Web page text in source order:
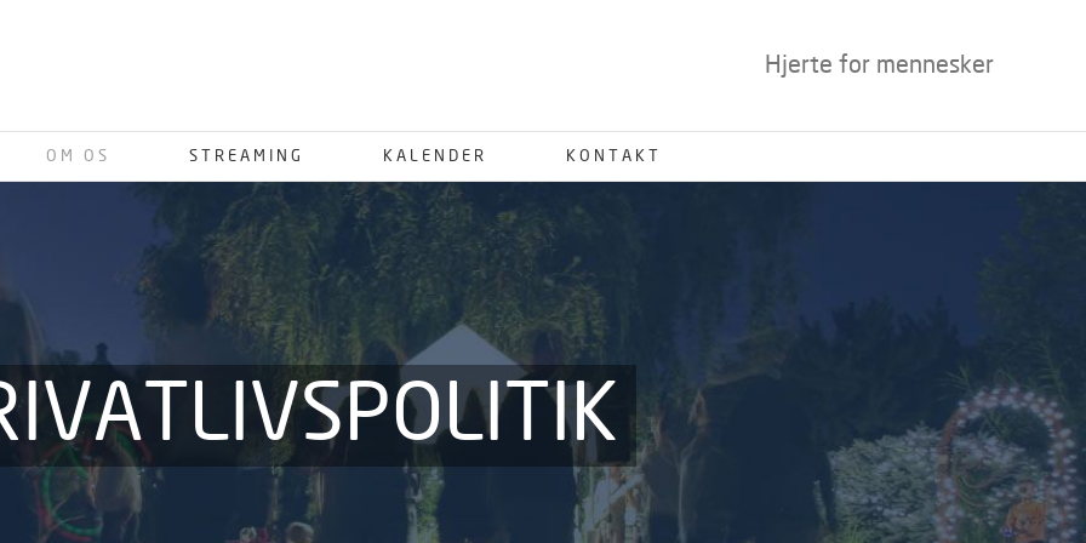
Hjerte for mennesker
OM OS STREAMING KALENDER KONTAKT